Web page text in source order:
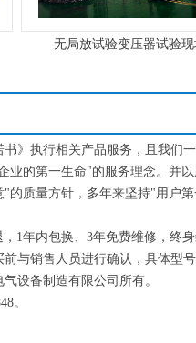
无局放试验变压器试验
》执行相关产品服务，且我们
业的第一生命"的服务理念。并
的质量方针，多年来坚持"用户
1年内包换、3年免费维修，终
与销售人员进行确认，具体型
设备制造有限公司所有。
。